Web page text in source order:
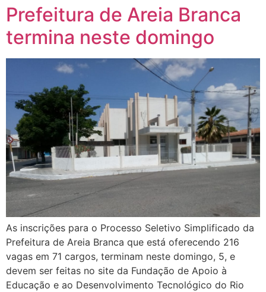
Prefeitura de Areia Branca
termina neste domingo
As inscrições para o Processo Seletivo Simplificado da
Prefeitura de Areia Branca que está oferecendo 216
vagas em 71 cargos, terminam neste domingo, 5, e
devem ser feitas no site da Fundação de Apoio à
Educação e ao Desenvolvimento Tecnológico do Rio